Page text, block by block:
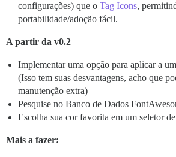
configurações) que o Tag Icons,
portabilidade/adoção fácil.
A partir da v0.2
Implementar uma opção para aplicar a
(Isso tem suas desvantagens, acho que
manutenção extra)
Pesquise no Banco de Dados
Escolha sua cor favorita em um seletor
Mais a fazer: